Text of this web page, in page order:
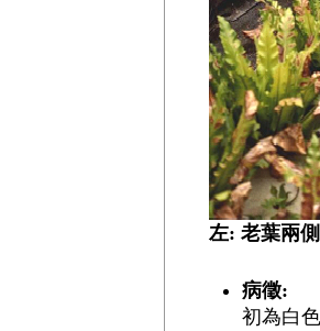
左: 老葉兩
病徵:
初為白